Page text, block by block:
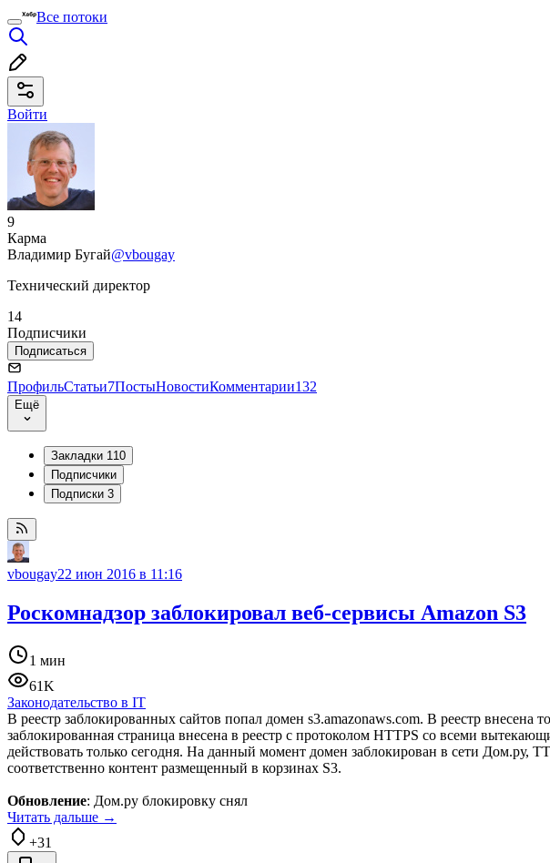
Все потоки
Войти
9
Карма
Владимир Бугай@vbougay
Технический директор
14
Подписчики
Подписаться
ПрофильСтатьи7ПостыНовостиКомментарии132
Ещё
Закладки 110
Подписчики
Подписки 3
vbougay22 июн 2016 в 11:16
Роскомнадзор заблокировал веб-сервисы Amazon S3
1 мин
61K
Законодательство в IT
В реестр заблокированных сайтов попал домен s3.amazonaws.com. В реестр внесена
заблокированная страница внесена в реестр с протоколом HTTPS со всеми
действовать только сегодня. На данный момент домен заблокирован в сети Дом.ру,
соответственно контент размещенный в корзинах S3.
Обновление: Дом.ру блокировку снял
Читать дальше →
+31